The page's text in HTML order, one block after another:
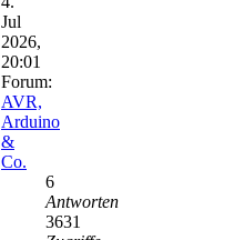
Jul
2026,
20:01
Forum:
AVR,
Arduino
&
Co.
6
Antworten
3631